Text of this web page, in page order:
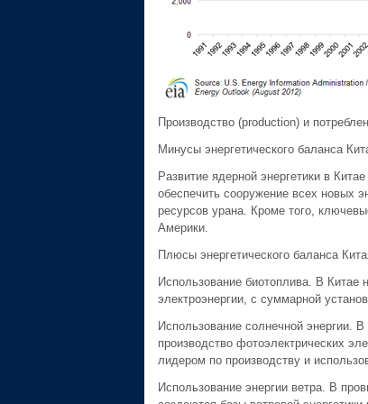
Производство (production) и
Минусы энергетического баланса
Развитие ядерной энергетики в
обеспечить сооружение всех новых
ресурсов урана. Кроме того,
Америки.
Плюсы энергетического баланса
Использование биотоплива. В Китае
электроэнергии, с суммарной
Использование солнечной энергии.
производство фотоэлектрических
лидером по производству и
Использование энергии ветра. В